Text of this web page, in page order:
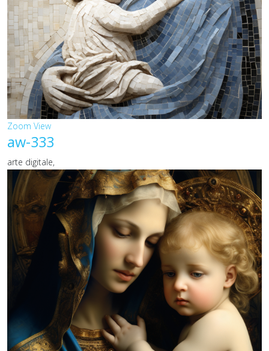
Zoom View
aw-333
arte digitale,